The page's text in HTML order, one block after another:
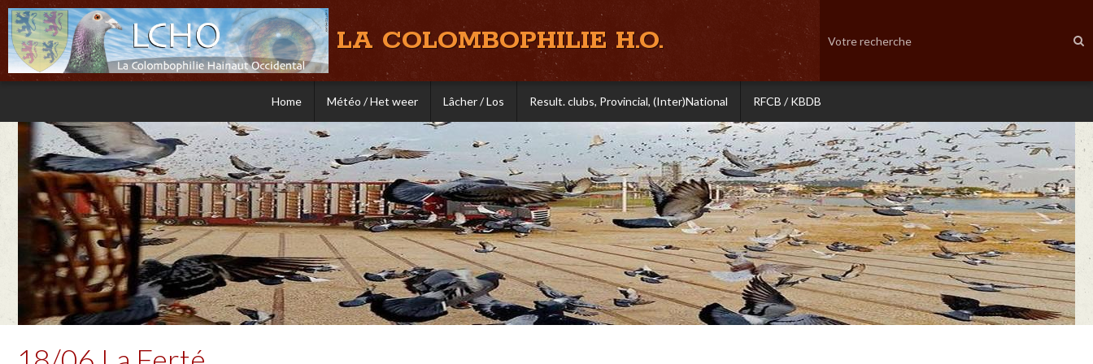
LA COLOMBOPHILIE H.O.
Home Météo / Het weer Lâcher / Los Result. clubs, Provincial, (Inter)National RFCB / KBDB